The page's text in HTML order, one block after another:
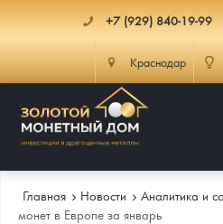
+7 (929) 840-19-99
Краснодар
Главная Новости Аналитика и
монет в Европе за январь